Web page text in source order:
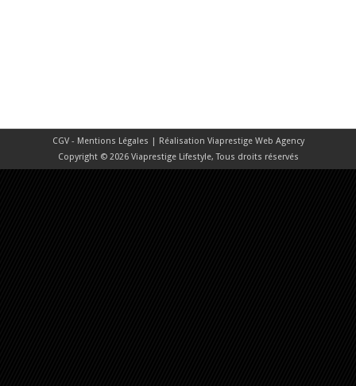
CGV - Mentions Légales | Réalisation Viaprestige Web Agency
Copyright © 2026 Viaprestige Lifestyle, Tous droits réservés